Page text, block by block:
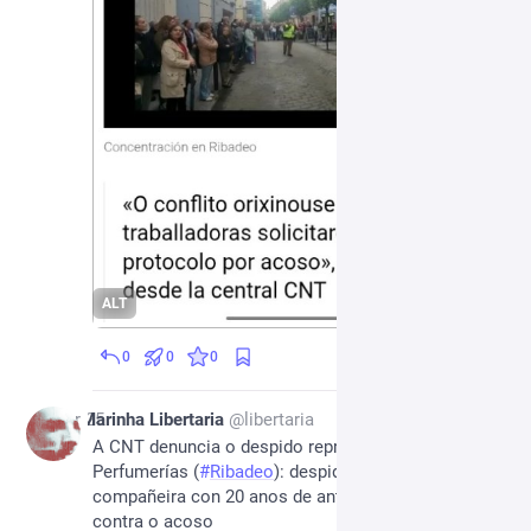
ALT
0 0 0
Apr 25Marinha Libertaria @ libertaria
A CNT denuncia o despido represalia en Arenal
Perfumerías (#Ribadeo): despiden a unha
compañeira con 20 anos de antigüidade por loitar
contra o acoso